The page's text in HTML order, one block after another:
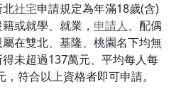
社宅申請規定為年滿18歲(含)
或就學、就業， 申請人、配偶
在雙北、基隆、桃園名下均無
未超過137萬元、平均每人每
符合以上資格者即可申請。